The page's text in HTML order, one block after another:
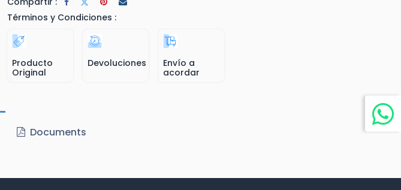
Términos y Condiciones :
Producto
Original
Devoluciones
Envío a
acordar
Documents